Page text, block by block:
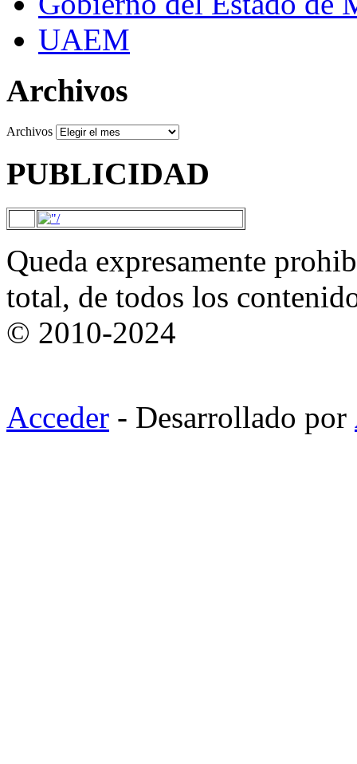
UAEM
Archivos
Archivos
PUBLICIDAD
Queda expresamente
total, de todos los
© 2010-2024
Acceder - Desarrollado por